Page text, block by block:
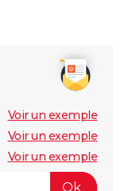
Voir un exemple
Voir un exemple
Voir un exemple